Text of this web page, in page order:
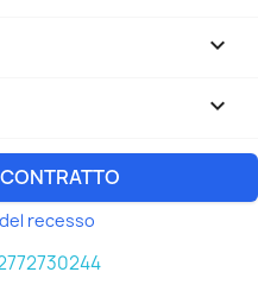

keyboard_arrow_down
recesso